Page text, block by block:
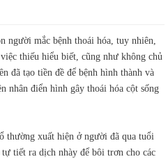
người mắc bệnh thoái hóa, tuy nhiên,
thiếu hiểu biết, cũng như không chủ
đã tạo tiền đề để bệnh hình thành và
nhân điển hình gây thoái hóa cột sống
thường xuất hiện ở người đã qua tuổi
tiết ra dịch nhày để bôi trơn cho các